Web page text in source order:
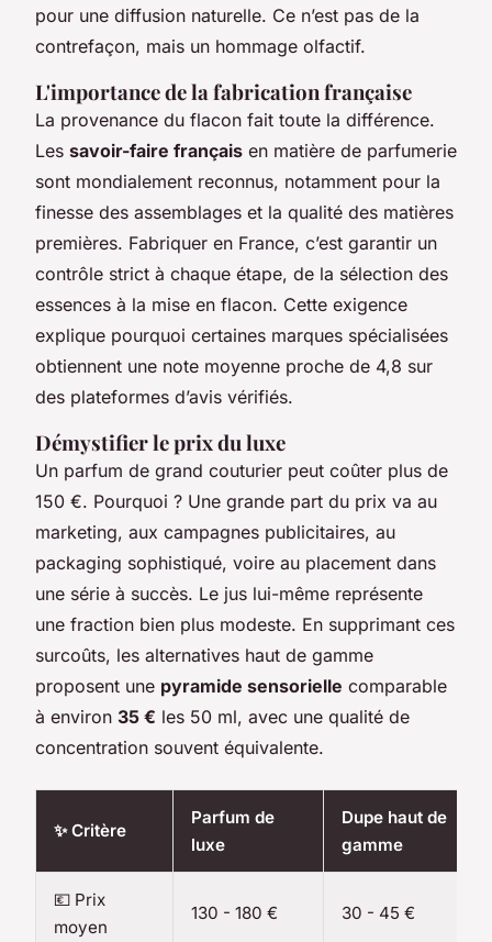
pour une diffusion naturelle. Ce n’est pas de la
contrefaçon, mais un hommage olfactif.
L'importance de la fabrication française
La provenance du flacon fait toute la différence.
Les savoir-faire français en matière de parfumerie
sont mondialement reconnus, notamment pour la
finesse des assemblages et la qualité des matières
premières. Fabriquer en France, c’est garantir un
contrôle strict à chaque étape, de la sélection des
essences à la mise en flacon. Cette exigence
explique pourquoi certaines marques spécialisées
obtiennent une note moyenne proche de 4,8 sur
des plateformes d’avis vérifiés.
Démystifier le prix du luxe
Un parfum de grand couturier peut coûter plus de
150 €. Pourquoi ? Une grande part du prix va au
marketing, aux campagnes publicitaires, au
packaging sophistiqué, voire au placement dans
une série à succès. Le jus lui-même représente
une fraction bien plus modeste. En supprimant ces
surcoûts, les alternatives haut de gamme
proposent une pyramide sensorielle comparable
à environ 35 € les 50 ml, avec une qualité de
concentration souvent équivalente.
✨ Critère
Parfum de
luxe
Dupe haut de
gamme
💶 Prix
moyen
130 - 180 € 30 - 45 €